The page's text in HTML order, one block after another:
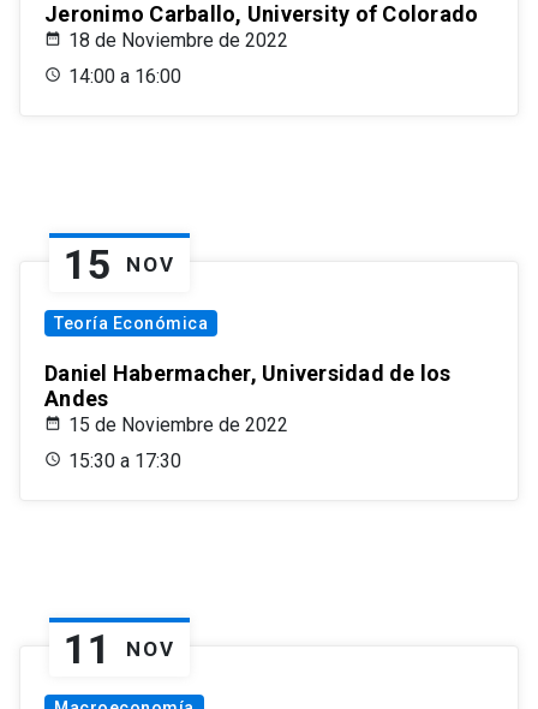
Jeronimo Carballo, University of Colorado
18 de Noviembre de 2022
14:00 a 16:00
15 NOV
Teoría Económica
Daniel Habermacher, Universidad de los
Andes
15 de Noviembre de 2022
15:30 a 17:30
11 NOV